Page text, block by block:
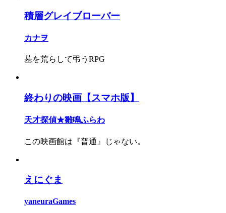
積層グレイブローバー
カナヲ
墓を荒らして弔うRPG
終わりの映画【スマホ版】
天才探偵★雛鳴ふらわ
この映画館は『普通』じゃない。
えにぐま
yaneuraGames